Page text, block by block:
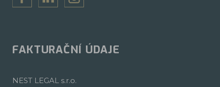
FAKTURAČNÍ ÚDAJE
NEST LEGAL s.r.o.